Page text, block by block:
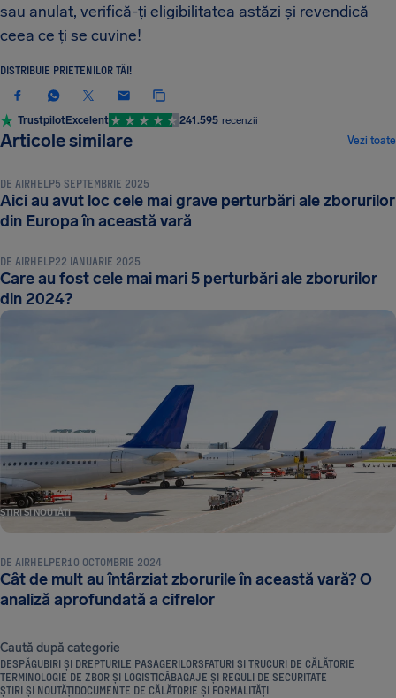
sau anulat, verifică-ți eligibilitatea astăzi și revendică
ceea ce ți se cuvine!
DISTRIBUIE PRIETENILOR TĂI!
TrustpilotExcelent 241.595 recenzii
Articole similare Vezi toate
ȘTIRI ȘI NOUTĂȚI
DE AIRHELP5 SEPTEMBRIE 2025
Aici au avut loc cele mai grave perturbări ale zborurilor
din Europa în această vară
DE AIRHELP22 IANUARIE 2025
Care au fost cele mai mari 5 perturbări ale zborurilor
din 2024?
ȘTIRI ȘI NOUTĂȚI
DE AIRHELPER10 OCTOMBRIE 2024
Cât de mult au întârziat zborurile în această vară? O
analiză aprofundată a cifrelor
Caută după categorie
DESPĂGUBIRI ȘI DREPTURILE PASAGERILORSFATURI ȘI TRUCURI DE CĂLĂTORIE
TERMINOLOGIE DE ZBOR ȘI LOGISTICĂBAGAJE ȘI REGULI DE SECURITATE
ȘTIRI ȘI NOUTĂȚIDOCUMENTE DE CĂLĂTORIE ȘI FORMALITĂȚI